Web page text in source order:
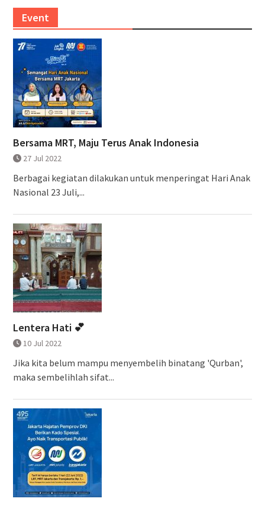
Event
Bersama MRT, Maju Terus Anak Indonesia
27 Jul 2022
Berbagai kegiatan dilakukan untuk menperingat Hari Anak
Nasional 23 Juli,...
Lentera Hati 💕
10 Jul 2022
Jika kita belum mampu menyembelih binatang 'Qurban',
maka sembelihlah sifat...